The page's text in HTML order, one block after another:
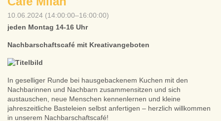
10.06.2024 (14:00:00–16:00:00)
jeden Montag 14-16 Uhr
Nachbarschaftscafé mit Kreativangeboten
In geselliger Runde bei hausgebackenem Kuchen mit den
Nachbarinnen und Nachbarn zusammensitzen und sich
austauschen, neue Menschen kennenlernen und kleine
jahreszeitliche Basteleien selbst anfertigen – herzlich willkommen
in unserem Nachbarschaftscafé!